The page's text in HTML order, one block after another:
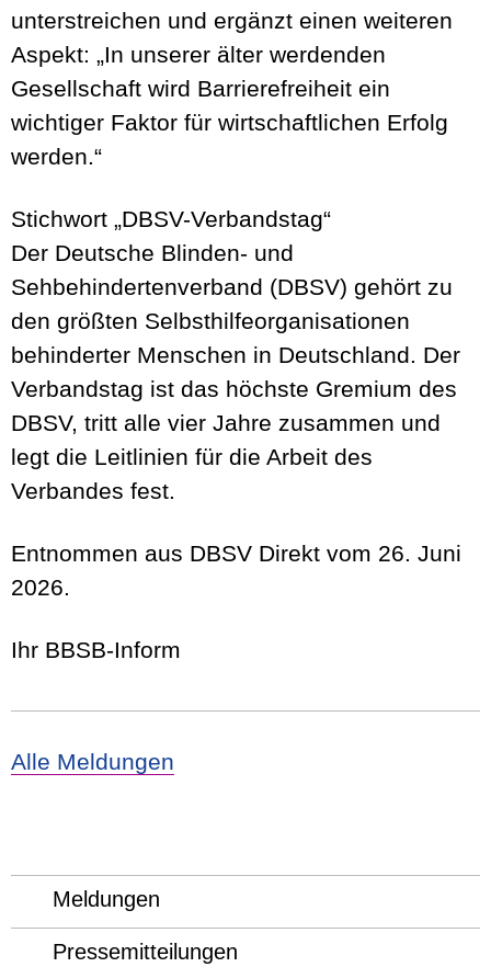
unterstreichen und ergänzt einen weiteren
Aspekt: „In unserer älter werdenden
Gesellschaft wird Barrierefreiheit ein
wichtiger Faktor für wirtschaftlichen Erfolg
werden.“
Stichwort „DBSV-Verbandstag“
Der Deutsche Blinden- und
Sehbehindertenverband (DBSV) gehört zu
den größten Selbsthilfeorganisationen
behinderter Menschen in Deutschland. Der
Verbandstag ist das höchste Gremium des
DBSV, tritt alle vier Jahre zusammen und
legt die Leitlinien für die Arbeit des
Verbandes fest.
Entnommen aus DBSV Direkt vom 26. Juni
2026.
Ihr BBSB-Inform
Alle Meldungen
Meldungen
Pressemitteilungen